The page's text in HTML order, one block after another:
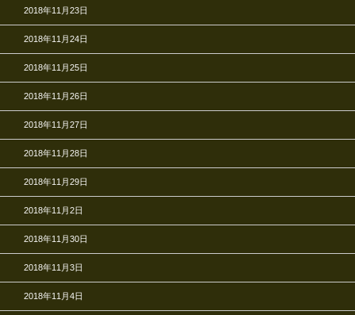
2018年11月23日
2018年11月24日
2018年11月25日
2018年11月26日
2018年11月27日
2018年11月28日
2018年11月29日
2018年11月2日
2018年11月30日
2018年11月3日
2018年11月4日